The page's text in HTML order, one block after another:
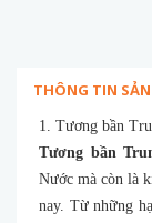
THÔNG TIN
1. Tương bần
Tương bần
Nước mà còn là
nay. Từ những